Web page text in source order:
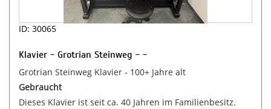
ID: 30065
Klavier - Grotrian Steinweg - -
Grotrian Steinweg Klavier - 100+ Jahre alt
Gebraucht
Dieses Klavier ist seit ca. 40 Jahren im Familienbesitz.